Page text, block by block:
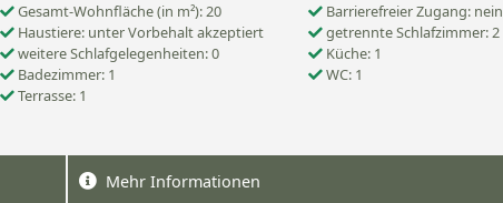
Gesamt-Wohnfläche (in m²): 20
Barrierefreier Zugang: nein
Haustiere: unter Vorbehalt akzeptiert
getrennte Schlafzimmer: 2
weitere Schlafgelegenheiten: 0
Küche: 1
Badezimmer: 1
WC: 1
Terrasse: 1
Mehr Informationen